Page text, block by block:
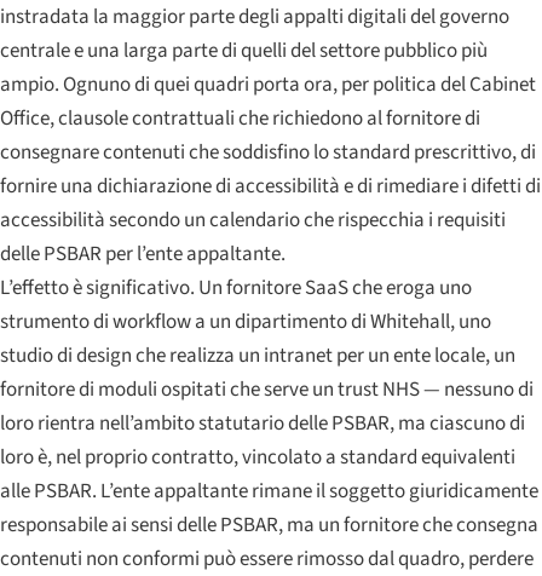
instradata la maggior parte degli appalti digitali del governo
centrale e una larga parte di quelli del settore pubblico più
ampio. Ognuno di quei quadri porta ora, per politica del Cabinet
Office, clausole contrattuali che richiedono al fornitore di
consegnare contenuti che soddisfino lo standard prescrittivo, di
fornire una dichiarazione di accessibilità e di rimediare i difetti di
accessibilità secondo un calendario che rispecchia i requisiti
delle PSBAR per l’ente appaltante.
L’effetto è significativo. Un fornitore SaaS che eroga uno
strumento di workflow a un dipartimento di Whitehall, uno
studio di design che realizza un intranet per un ente locale, un
fornitore di moduli ospitati che serve un trust NHS — nessuno di
loro rientra nell’ambito statutario delle PSBAR, ma ciascuno di
loro è, nel proprio contratto, vincolato a standard equivalenti
alle PSBAR. L’ente appaltante rimane il soggetto giuridicamente
responsabile ai sensi delle PSBAR, ma un fornitore che consegna
contenuti non conformi può essere rimosso dal quadro, perdere